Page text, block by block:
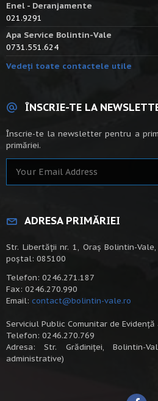
Enel - Deranjamente
021.9291
Apa Service Bolintin-Vale
0731.551.624
Vedeți toate contactele utile
ÎNSCRIE-TE LA
Înscrie-te la newsletter pentru a
primăriei.
ADRESA PRIMĂRIEI
Str. Libertății nr. 1, Oraș Bolintin-Vale,
poștal: 085100
Telefon: 0246.271.187
Fax: 0246.270.990
Email: contact@bolintin-vale.ro
Serviciul Public Comunitar de
Telefon: 0246.270.769
Adresa: Str. Grădiniței, Bolintin-
administrative)